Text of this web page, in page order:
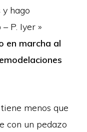
hago
P. Iyer »
en marcha al
menos que
con un pedazo